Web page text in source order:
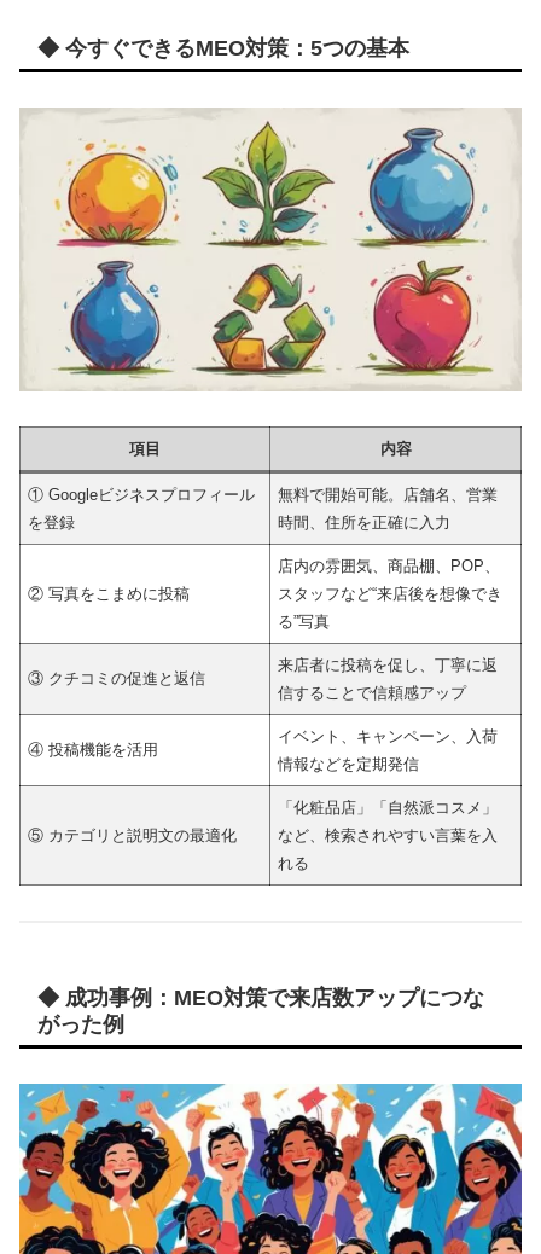
◆ 今すぐできるMEO対策：5つの基本
項目 内容
① Googleビジネスプロフィール
を登録
無料で開始可能。店舗名、営業
時間、住所を正確に入力
② 写真をこまめに投稿
店内の雰囲気、商品棚、POP、
スタッフなど“来店後を想像でき
る”写真
③ クチコミの促進と返信
来店者に投稿を促し、丁寧に返
信することで信頼感アップ
④ 投稿機能を活用
イベント、キャンペーン、入荷
情報などを定期発信
⑤ カテゴリと説明文の最適化
「化粧品店」「自然派コスメ」
など、検索されやすい言葉を入
れる
◆ 成功事例：MEO対策で来店数アップにつな
がった例